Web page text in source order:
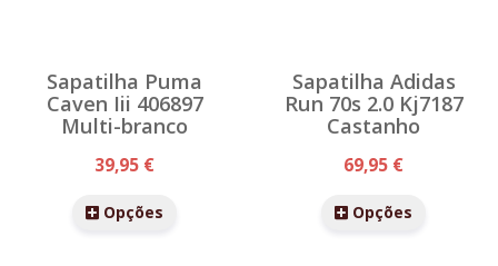
Sapatilha Puma
Caven Iii 406897
Multi-branco
39,95 €
Opções
Sapatilha Adidas
Run 70s 2.0 Kj7187
Castanho
69,95 €
Opções